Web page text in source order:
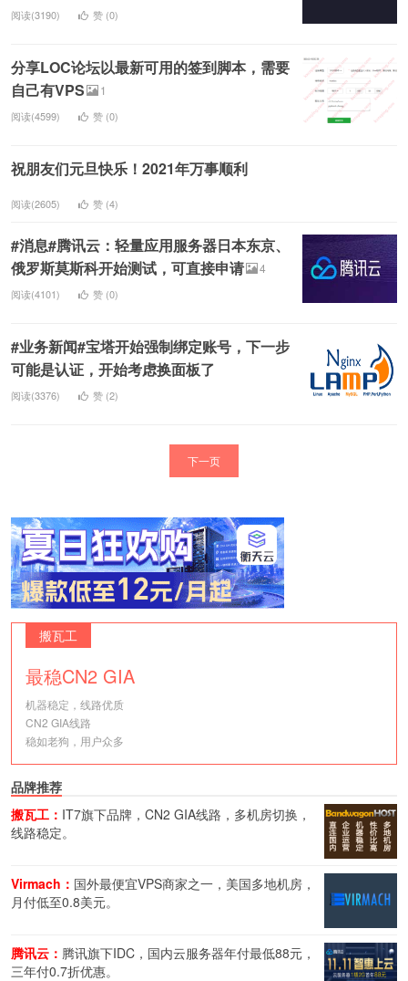
阅读(3190) 赞 (0)
分享LOC论坛以最新可用的签到脚本，需要
自己有VPS
1
阅读(4599) 赞 (0)
祝朋友们元旦快乐！2021年万事顺利
阅读(2605) 赞 (4)
#消息#腾讯云：轻量应用服务器日本东京、
俄罗斯莫斯科开始测试，可直接申请
4
阅读(4101) 赞 (0)
#业务新闻#宝塔开始强制绑定账号，下一步
可能是认证，开始考虑换面板了
阅读(3376) 赞 (2)
下一页
搬瓦工
最稳CN2 GIA
机器稳定，线路优质
CN2 GIA线路
稳如老狗，用户众多
品牌推荐
搬瓦工： IT7旗下品牌，CN2 GIA线路，多机房切换，
线路稳定。
Virmach： 国外最便宜VPS商家之一，美国多地机房，
月付低至0.8美元。
腾讯云： 腾讯旗下IDC，国内云服务器年付最低88元，
三年付0.7折优惠。